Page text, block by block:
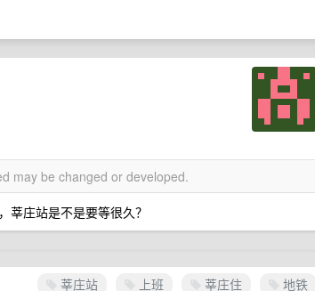
may be changed or developed.
莘庄站是不是要等很久？
莘庄站 上班 莘庄住 地铁